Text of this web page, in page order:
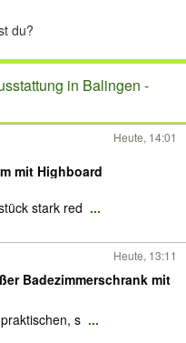
in Balingen -
Heute, 14:01
mit Highboard
stark red ...
Heute, 13:11
Badezimmerschrank mit
s ...